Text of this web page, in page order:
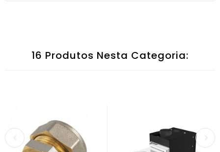
16 Produtos Nesta Categoria: